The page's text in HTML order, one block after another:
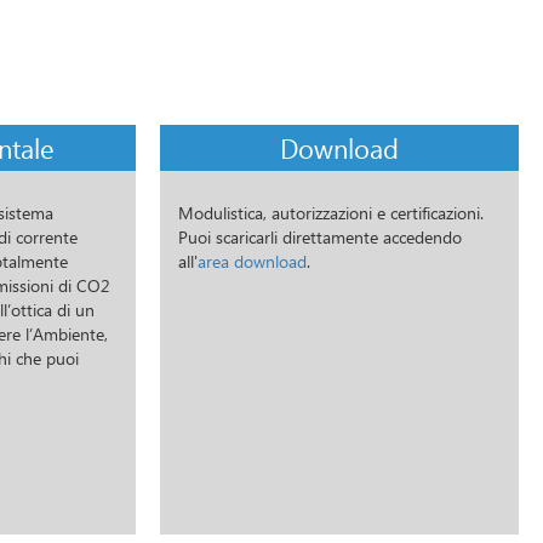
corrente
di CO2
di un
l’Ambiente,
che puoi
Download
Modulistica, autorizzazioni e certificazioni.
Puoi scaricarli direttamente accedendo
all'area download.